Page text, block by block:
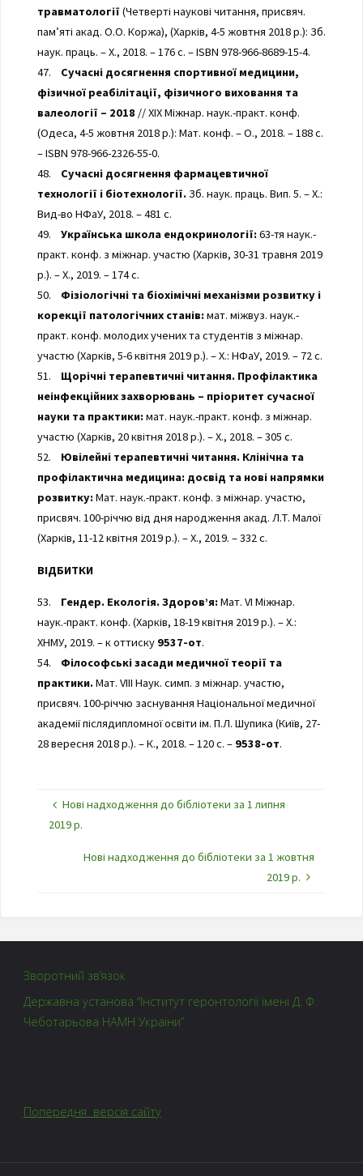
травматології (Четверті наукові читання, присвяч.
пам’яті акад. О.О. Коржа), (Харків, 4-5 жовтня 2018 р.): Зб.
наук. праць. – Х., 2018. – 176 с. – ISBN 978-966-8689-15-4.
47. Сучасні досягнення спортивної медицини,
фізичної реабілітації, фізичного виховання та
валеології – 2018// XIX Міжнар. наук.-практ. конф.
(Одеса, 4-5 жовтня 2018 р.): Мат. конф. – О., 2018. – 188 с.
– ISBN 978-966-2326-55-0.
48. Сучасні досягнення фармацевтичної
технології і біотехнології.Зб. наук. праць. Вип. 5. – Х.:
Вид-во НФаУ, 2018. – 481 с.
49. Українська школа ендокринології:63-тя наук.-
практ. конф. з міжнар. участю (Харків, 30-31 травня 2019
р.). – Х., 2019. – 174 с.
50. Фізіологічні та біохімічні механізми розвитку і
корекції патологічних станів:мат. міжвуз. наук.-
практ. конф. молодих учених та студентів з міжнар.
участю (Харків, 5-6 квітня 2019 р.). – Х.: НФаУ, 2019. – 72 с.
51. Щорічні терапевтичні читання. Профілактика
неінфекційних захворювань – пріоритет сучасної
науки та практики:мат. наук.-практ. конф. з міжнар.
участю (Харків, 20 квітня 2018 р.). – Х., 2018. – 305 с.
52. Ювілейні терапевтичні читання. Клінічна та
профілактична медицина: досвід та нові напрямки
розвитку:Мат. наук.-практ. конф. з міжнар. участю,
присвяч. 100-річчю від дня народження акад. Л.Т. Малої
(Харків, 11-12 квітня 2019 р.). – Х., 2019. – 332 с.
ВІДБИТКИ
53. Гендер. Екологія. Здоров’я:Мат. VI Міжнар.
наук.-практ. конф. (Харків, 18-19 квітня 2019 р.). – Х.:
ХНМУ, 2019. – к оттиску9537-от.
54. Філософські засади медичної теорії та
практики.Мат. VIII Наук. симп. з міжнар. участю,
присвяч. 100-річчю заснування Національної медичної
академії післядипломної освіти ім. П.Л. Шупика (Київ, 27-
28 вересня 2018 р.). – К., 2018. – 120 с. – 9538-от.
Нові надходження до бібліотеки за 1 липня
2019 р.
Нові надходження до бібліотеки за 1 жовтня
2019 р.
Зворотний зв’язок
Державна установа “Інститут геронтології імені Д. Ф.
Чеботарьова НАМН України”
Попередня версія сайту